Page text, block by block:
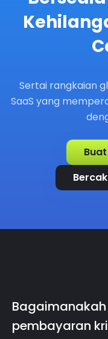
Sertai rangkaian
SaaS yang
pembayaran